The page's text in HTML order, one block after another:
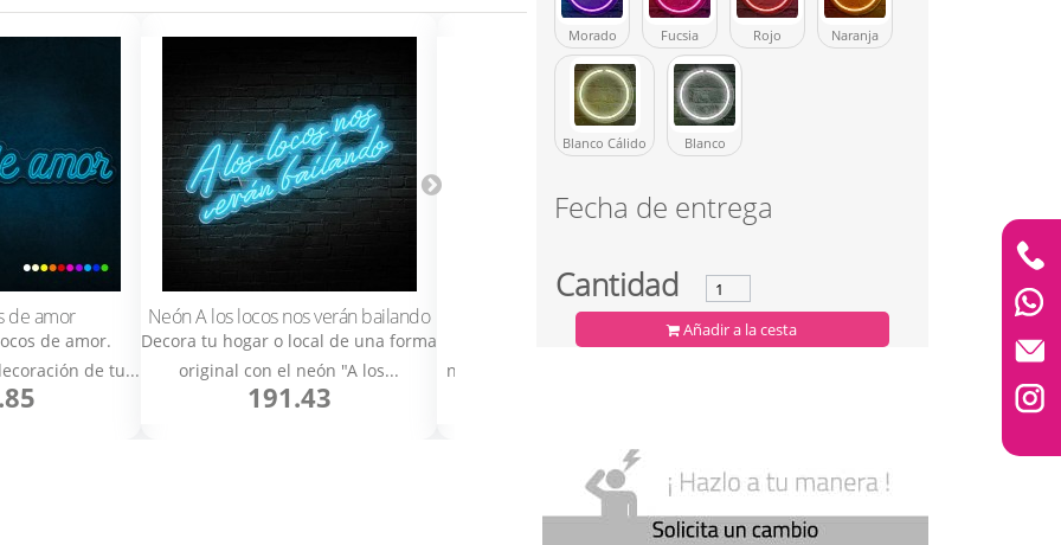
de amor
de amor.
de tu...
Neón A los locos nos verán bailando
Decora tu hogar o local de una forma
original con el neón "A los...
191.43
Neón Crazy in Love
Neón Crazy in Love. Fabricación
nacional con calidad profesional....
Neón Crazy People
Un neón con mucha gracia para
Morado Fucsia Rojo Naranja
Blanco Cálido Blanco
Fecha de entrega
Cantidad
Añadir a la cesta